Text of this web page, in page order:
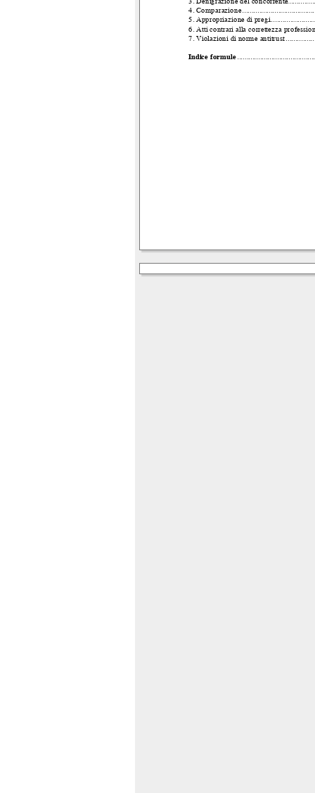
4. Comparazione
.
5. Appropriazione di pregi
6. Atti contrari alla correttezza
7. Violazioni di norme antitrust
.
Indice formule